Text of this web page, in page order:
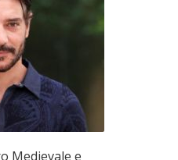
Medievale e